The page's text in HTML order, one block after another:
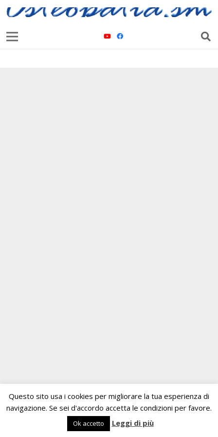
Questo sito usa i cookies per migliorare la tua esperienza di
navigazione. Se sei d'accordo accetta le condizioni per favore.
Ok accetto Leggi di più